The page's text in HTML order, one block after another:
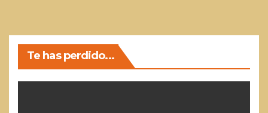
Te has perdido...